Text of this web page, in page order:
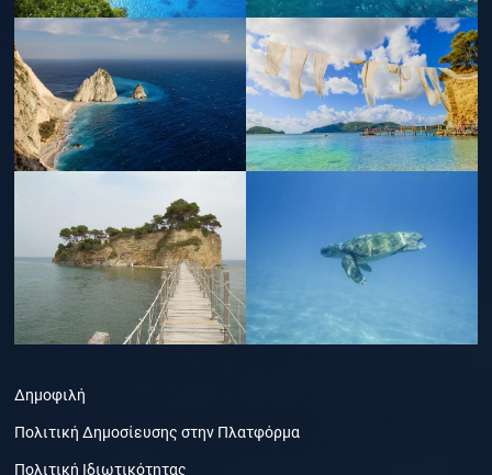
Δημοφιλή
Πολιτική Δημοσίευσης στην Πλατφόρμα
Πολιτική Ιδιωτικότητας